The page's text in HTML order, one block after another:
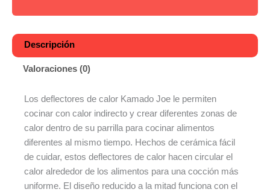
Descripción
Valoraciones (0)
Los deflectores de calor Kamado Joe le permiten
cocinar con calor indirecto y crear diferentes zonas de
calor dentro de su parrilla para cocinar alimentos
diferentes al mismo tiempo. Hechos de cerámica fácil
de cuidar, estos deflectores de calor hacen circular el
calor alrededor de los alimentos para una cocción más
uniforme. El diseño reducido a la mitad funciona con el